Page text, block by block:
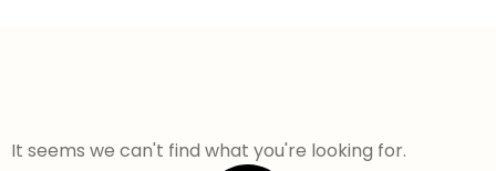
It seems we can't find what you're looking for.